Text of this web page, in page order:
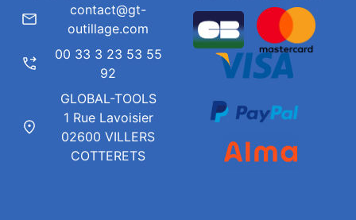
contact@gt-
outillage.com
00 33 3 23 53 55
92
GLOBAL-TOOLS
1 Rue Lavoisier
02600 VILLERS
COTTERETS